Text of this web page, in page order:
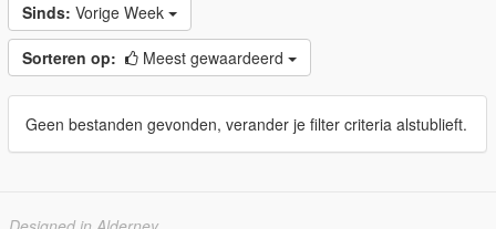
Sinds: Vorige Week
Sorteren op: Meest gewaardeerd
Geen bestanden gevonden, verander je filter criteria alstublieft.